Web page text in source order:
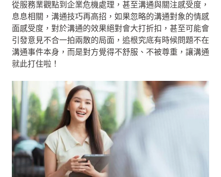
從服務業觀點到企業危機處理，甚至溝通與關注感受度，
息息相關，溝通技巧再高招，如果忽略的溝通對象的情感
面感受度，對於溝通的效果絕對會大打折扣，甚至可能會
引發意見不合一拍兩散的局面，追根究底有時候問題不在
溝通事件本身，而是對方覺得不舒服、不被尊重，讓溝通
就此打住啦！